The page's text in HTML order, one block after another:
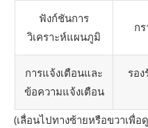
ฟังก์ชันการ
วิเคราะห์แผนภูมิ
ก
การแจ้งเตือนและ
ข้อความแจ้งเตือน
รอ
(เลื่อนไปทางซ้ายหรือขวาเพื่อ